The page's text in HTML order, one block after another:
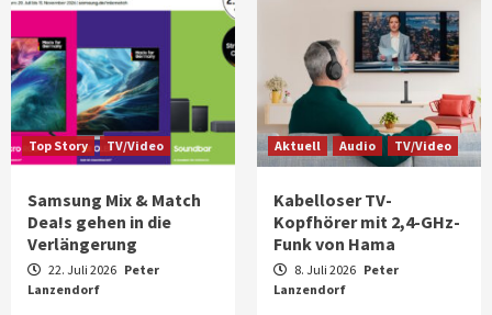
Top Story TV/Video
Samsung Mix & Match
Dea!s gehen in die
Verlängerung
22. Juli 2026 Peter
Lanzendorf
Aktuell Audio TV/Video
Kabelloser TV-
Kopfhörer mit 2,4-GHz-
Funk von Hama
8. Juli 2026 Peter
Lanzendorf